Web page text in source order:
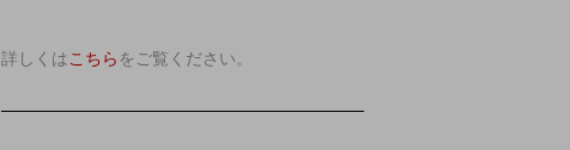
詳しくはこちら をご覧ください。